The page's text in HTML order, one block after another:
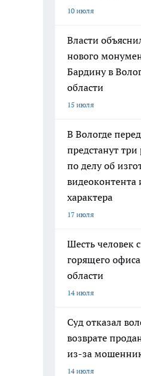
10 июля
Власти
нового
Бардину в
области
15 июля
В Вологде
предстанут
по делу об
характера
17 июля
Шесть человек
горящего
области
14 июля
Суд отказал
возврате
из-за
14 июля